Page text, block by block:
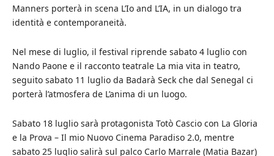
Manners porterà in scena L’Io and L’IA, in un dialogo tra
identità e contemporaneità.
Nel mese di luglio, il festival riprende sabato 4 luglio con
Nando Paone e il racconto teatrale La mia vita in teatro,
seguito sabato 11 luglio da Badarà Seck che dal Senegal ci
porterà l’atmosfera de L’anima di un luogo.
Sabato 18 luglio sarà protagonista Totò Cascio con La Gloria
e la Prova – Il mio Nuovo Cinema Paradiso 2.0, mentre
sabato 25 luglio salirà sul palco Carlo Marrale (Matia Bazar)